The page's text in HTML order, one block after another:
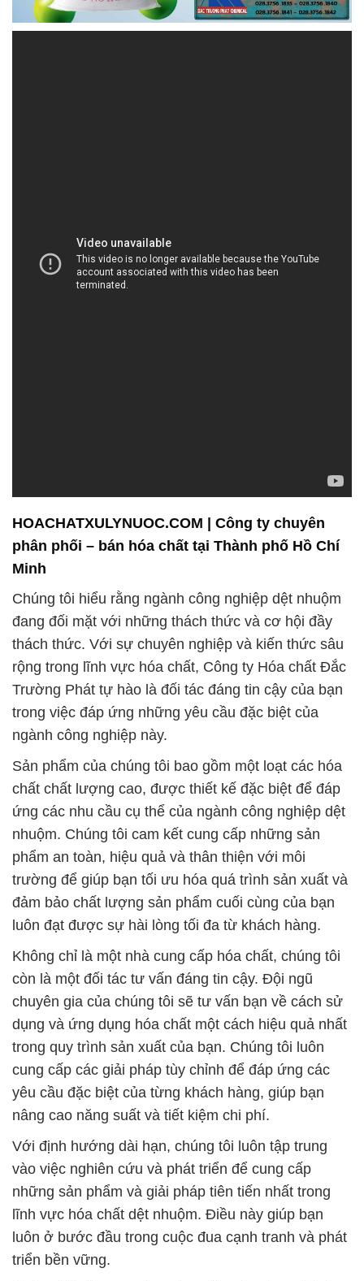
HOACHATXULYNUOC.COM | Công ty chuyên
phân phối – bán hóa chất tại Thành phố Hồ Chí
Minh
Chúng tôi hiểu rằng ngành công nghiệp dệt nhuộm
đang đối mặt với những thách thức và cơ hội đầy
thách thức. Với sự chuyên nghiệp và kiến thức sâu
rộng trong lĩnh vực hóa chất, Công ty Hóa chất Đắc
Trường Phát tự hào là đối tác đáng tin cậy của bạn
trong việc đáp ứng những yêu cầu đặc biệt của
ngành công nghiệp này.
Sản phẩm của chúng tôi bao gồm một loạt các hóa
chất chất lượng cao, được thiết kế đặc biệt để đáp
ứng các nhu cầu cụ thể của ngành công nghiệp dệt
nhuộm. Chúng tôi cam kết cung cấp những sản
phẩm an toàn, hiệu quả và thân thiện với môi
trường để giúp bạn tối ưu hóa quá trình sản xuất và
đảm bảo chất lượng sản phẩm cuối cùng của bạn
luôn đạt được sự hài lòng tối đa từ khách hàng.
Không chỉ là một nhà cung cấp hóa chất, chúng tôi
còn là một đối tác tư vấn đáng tin cậy. Đội ngũ
chuyên gia của chúng tôi sẽ tư vấn bạn về cách sử
dụng và ứng dụng hóa chất một cách hiệu quả nhất
trong quy trình sản xuất của bạn. Chúng tôi luôn
cung cấp các giải pháp tùy chỉnh để đáp ứng các
yêu cầu đặc biệt của từng khách hàng, giúp bạn
nâng cao năng suất và tiết kiệm chi phí.
Với định hướng dài hạn, chúng tôi luôn tập trung
vào việc nghiên cứu và phát triển để cung cấp
những sản phẩm và giải pháp tiên tiến nhất trong
lĩnh vực hóa chất dệt nhuộm. Điều này giúp bạn
luôn ở bước đầu trong cuộc đua cạnh tranh và phát
triển bền vững.